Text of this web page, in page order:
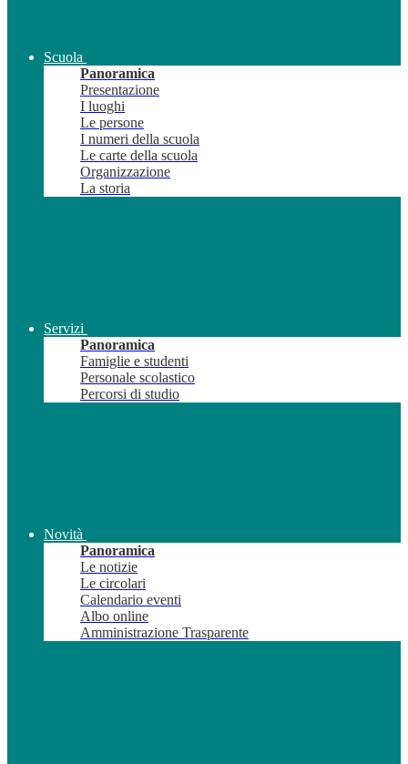
Scuola
Panoramica
Presentazione
I luoghi
Le persone
I numeri della scuola
Le carte della scuola
Organizzazione
La storia
Servizi
Panoramica
Famiglie e studenti
Personale scolastico
Percorsi di studio
Novità
Panoramica
Le notizie
Le circolari
Calendario eventi
Albo online
Amministrazione Trasparente